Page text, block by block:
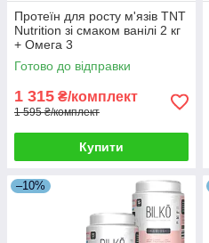
Протеїн для росту м'язів TNT
Nutrition зі смаком ванілі 2 кг
+ Омега 3
Готово до відправки
1 315 ₴/комплект
1 595 ₴/комплект
Купити
–10%